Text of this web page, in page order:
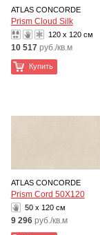
ATLAS CONCORDE
Prism Cloud Silk
120 x 120 см
10 517 руб./кв.м
Купить
ATLAS CONCORDE
Prism Cord 50X120
50 x 120 см
9 296 руб./кв.м